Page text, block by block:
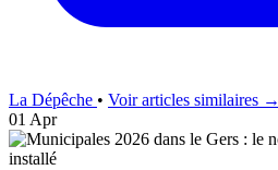
La Dépêche • Voir articles similaires →
01 Apr